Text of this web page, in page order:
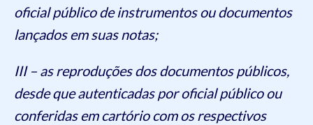
oficial público de instrumentos ou documentos
lançados em suas notas;
III – as reproduções dos documentos públicos,
desde que autenticadas por oficial público ou
conferidas em cartório com os respectivos